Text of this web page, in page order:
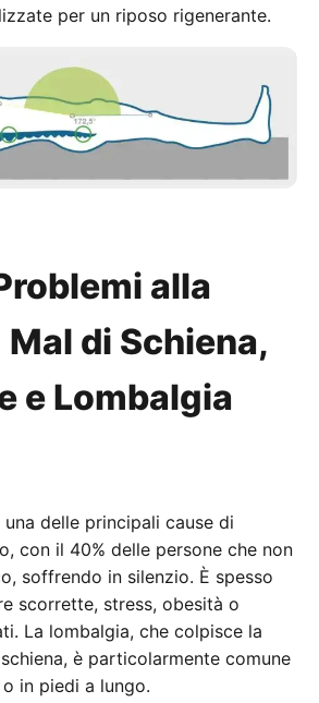
per un riposo rigenerante.
alla
di Schiena,
e Lombalgia
delle principali cause di
con il 40% delle persone che non
soffrendo in silenzio. È spesso
scorrette, stress, obesità o
La lombalgia, che colpisce la
è particolarmente comune
in piedi a lungo.